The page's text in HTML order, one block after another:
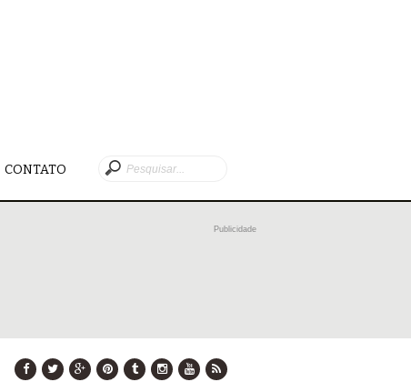
CONTATO
Publicidade